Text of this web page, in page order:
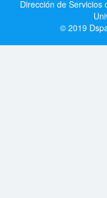
Dirección de Servicios
© 2019